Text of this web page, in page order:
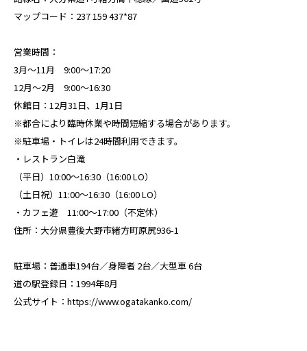
マップコード：237 159 437*87
営業時間：
3月～11月 9:00～17:20
12月～2月 9:00～16:30
休館日：12月31日、1月1日
※都合により臨時休業や時間短縮する場合があります。
※駐車場・トイレは24時間利用できます。
・レストラン白滝
（平日）10:00～16:30（16:00 LO）
（土日祝）11:00～16:30（16:00 LO）
・カフェ遊 11:00～17:00（不定休）
住所：大分県豊後大野市緒方町原尻936-1
駐車場：普通車194台／身障者 2台／大型車 6台
道の駅登録日：1994年8月
公式サイト： https://www.ogatakanko.com/